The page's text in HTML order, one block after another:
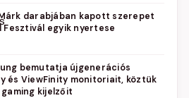
darabjában kapott szerepet
Fesztivál egyik nyertese
bemutatja újgenerációs
és ViewFinity monitoriait, köztük
gaming kijelzőit